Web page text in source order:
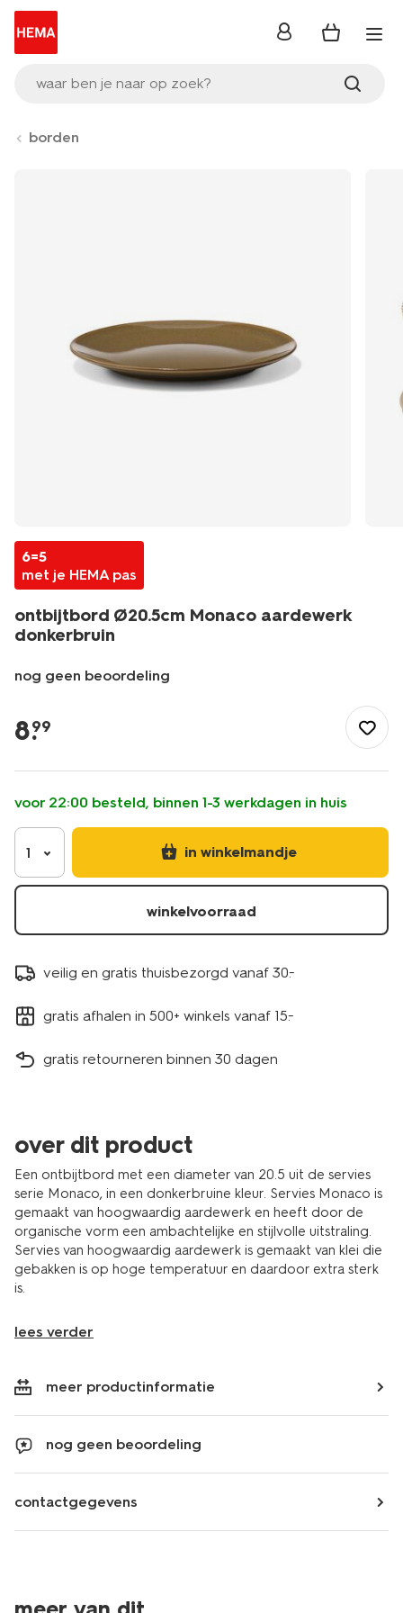
waar ben je naar op zoek?
inloggen
borden
6=5
met je HEMA pas
ontbijtbord Ø20.5cm Monaco aardewerk
donkerbruin
nog geen beoordeling
tafelen/servies/borden/ontbijtbord-
20.5cm-
aardewerk-
donkerbruin-
9650210.html
8.
99
voor 22:00 besteld, binnen 1-3 werkdagen in huis
1 in winkelmandje
winkelvoorraad
veilig en gratis thuisbezorgd vanaf 30.-
gratis afhalen in 500+ winkels vanaf 15.-
gratis retourneren binnen 30 dagen
over dit product
Een ontbijtbord met een diameter van 20.5 uit de servies
serie Monaco, in een donkerbruine kleur. Servies Monaco is
gemaakt van hoogwaardig aardewerk en heeft door de
organische vorm een ambachtelijke en stijlvolle uitstraling.
Servies van hoogwaardig aardewerk is gemaakt van klei die
gebakken is op hoge temperatuur en daardoor extra sterk
is.
lees verder
meer productinformatie
nog geen beoordeling
contactgegevens
6=5